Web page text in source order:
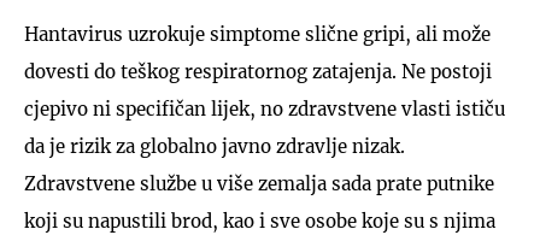
Hantavirus uzrokuje simptome slične gripi, ali može
dovesti do teškog respiratornog zatajenja. Ne postoji
cjepivo ni specifičan lijek, no zdravstvene vlasti ističu
da je rizik za globalno javno zdravlje nizak.
Zdravstvene službe u više zemalja sada prate putnike
koji su napustili brod, kao i sve osobe koje su s njima